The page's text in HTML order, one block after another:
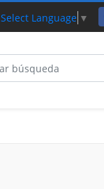
Select Language ▼